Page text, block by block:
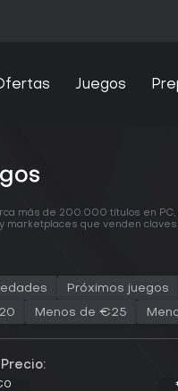
Juegos
más de 200.000 títulos en PC,
marketplaces que venden
Próximos juegos
Menos de €25
Precio:
€0